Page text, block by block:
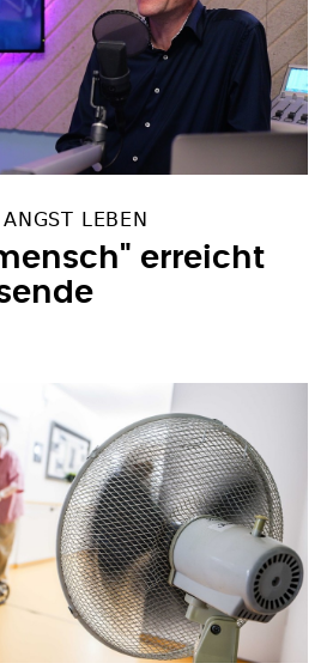
LEBEN
erreicht